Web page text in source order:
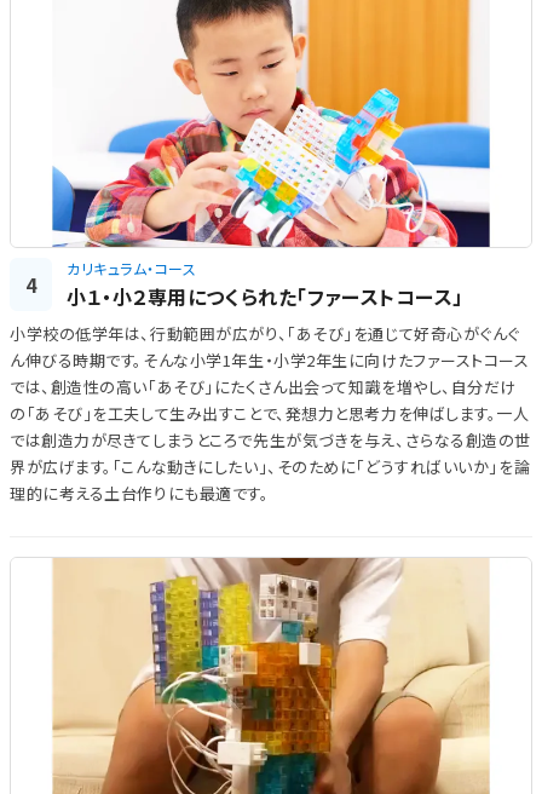
4
カリキュラム・コース
小１・小２専用につくられた「ファーストコース」
小学校の低学年は、行動範囲が広がり、「あそび」を通じて好奇心がぐんぐ
ん伸びる時期です。そんな小学1年生・小学2年生に向けたファーストコース
では、創造性の高い「あそび」にたくさん出会って知識を増やし、自分だけ
の「あそび」を工夫して生み出すことで、発想力と思考力を伸ばします。一人
では創造力が尽きてしまうところで先生が気づきを与え、さらなる創造の世
界が広げます。「こんな動きにしたい」、そのために「どうすればいいか」を論
理的に考える土台作りにも最適です。